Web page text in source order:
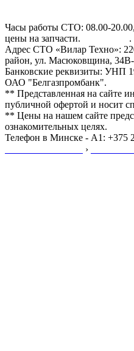
Часы работы СТО: 08.00-
цены на запчасти.
.
Адрес СТО «Вилар Техно»:
район, ул. Масюковщина, 34В-
Банковские реквизиты: УНП
ОАО "Белгазпромбанк".
** Представленная на сайте
публичной офертой и носит
** Цены на нашем сайте
ознакомительных целях.
Телефон в Минске - A1: +375
›